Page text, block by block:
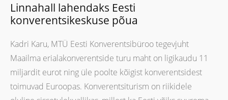
Linnahall lahendaks Eesti
konverentsikeskuse põua
Kadri Karu, MTÜ Eesti Konverentsibüroo tegevjuht
Maailma erialakonverentside turu maht on ligikaudu 11
miljardit eurot ning üle poolte kõigist konverentsidest
toimuvad Euroopas. Konverentsiturism on riikidele